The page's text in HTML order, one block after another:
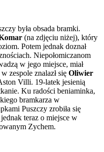
była obsada bramki.
(na zdjęciu niżej), który
Potem jednak doznał
Niepołomiczanom
w jego miejsce, miał
zespole znalazł się Oliwier
Villi. 19-latek jesienią
Ku radości beniaminka,
bramkarza w
Puszczy zrobiła się
teraz o miejsce w
Zychem.